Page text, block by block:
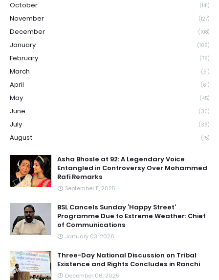
October (141)
November (127)
December (108)
January (106)
February (76)
March (51)
April (61)
May (45)
June (30)
July (36)
August (15)
Asha Bhosle at 92: A Legendary Voice
Entangled in Controversy Over Mohammed
Rafi Remarks
September 11, 2025
BSL Cancels Sunday ‘Happy Street’
Programme Due to Extreme Weather: Chief
of Communications
January 03, 2026
Three-Day National Discussion on Tribal
Existence and Rights Concludes in Ranchi
December 06, 2025